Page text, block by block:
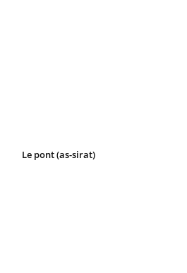
Le pont (as-sirat)